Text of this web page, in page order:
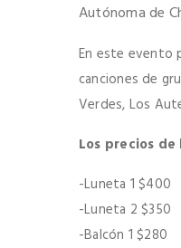
Autónoma de
En este evento
canciones de
Verdes, Los
Los precios
-Luneta 1 $400
-Luneta 2 $350
-Balcón 1 $280